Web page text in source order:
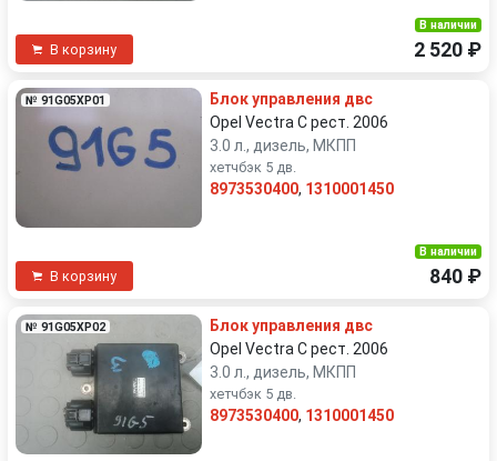
В корзину
В наличии
2 520 ₽
№ 91G05XP01
Блок управления двс
Opel Vectra C рест. 2006
3.0 л., дизель, МКПП
хетчбэк 5 дв.
8973530400, 1310001450
В корзину
В наличии
840 ₽
№ 91G05XP02
Блок управления двс
Opel Vectra C рест. 2006
3.0 л., дизель, МКПП
хетчбэк 5 дв.
8973530400, 1310001450